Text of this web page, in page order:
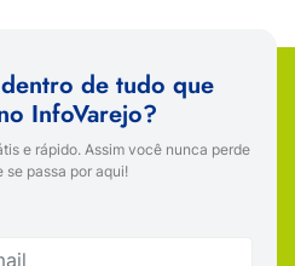
de tudo que
InfoVarejo?
e rápido. Assim você nunca perde
se passa por aqui!